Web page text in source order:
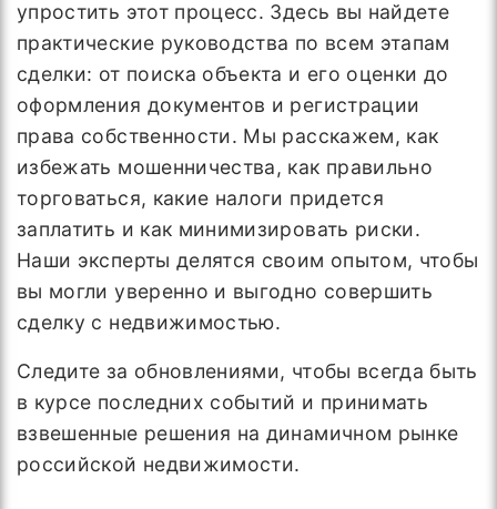
упростить этот процесс. Здесь вы найдете
практические руководства по всем этапам
сделки: от поиска объекта и его оценки до
оформления документов и регистрации
права собственности. Мы расскажем, как
избежать мошенничества, как правильно
торговаться, какие налоги придется
заплатить и как минимизировать риски.
Наши эксперты делятся своим опытом, чтобы
вы могли уверенно и выгодно совершить
сделку с недвижимостью.
Следите за обновлениями, чтобы всегда быть
в курсе последних событий и принимать
взвешенные решения на динамичном рынке
российской недвижимости.